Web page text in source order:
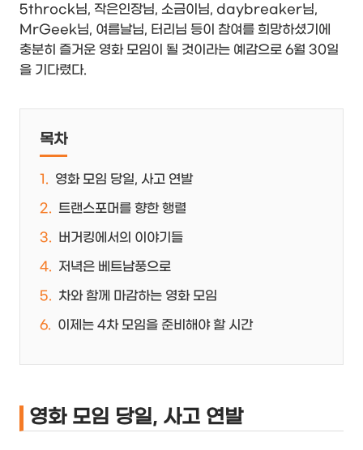
5throck님, 작은인장님, 소금이님, daybreaker님,
MrGeek님, 여름날님, 터리님 등이 참여를 희망하셨기에
충분히 즐거운 영화 모임이 될 것이라는 예감으로 6월 30일
을 기다렸다.
목차
영화 모임 당일, 사고 연발
트랜스포머를 향한 행렬
버거킹에서의 이야기들
저녁은 베트남풍으로
차와 함께 마감하는 영화 모임
이제는 4차 모임을 준비해야 할 시간
영화 모임 당일, 사고 연발